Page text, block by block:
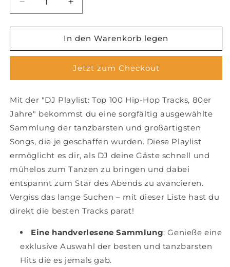
Verringere
die
Menge
DJ
100
Hop
Tracks,
80er
Erhöhe
die
Menge
für
DJ
Top
100
Hop
Tracks,
80er
In den Warenkorb legen
Jetzt zum Checkout
Mit der "DJ Playlist: Top 100 Hip-Hop Tracks, 80er
Jahre" bekommst du eine sorgfältig ausgewählte
Sammlung der tanzbarsten und großartigsten
Songs, die je geschaffen wurden. Diese Playlist
ermöglicht es dir, als DJ deine Gäste schnell und
mühelos zum Tanzen zu bringen und dabei
entspannt zum Star des Abends zu avancieren.
Vergiss das lange Suchen – mit dieser Liste hast du
direkt die besten Tracks parat!
Eine handverlesene Sammlung: Genieße eine
exklusive Auswahl der besten und tanzbarsten
Hits die es jemals gab.